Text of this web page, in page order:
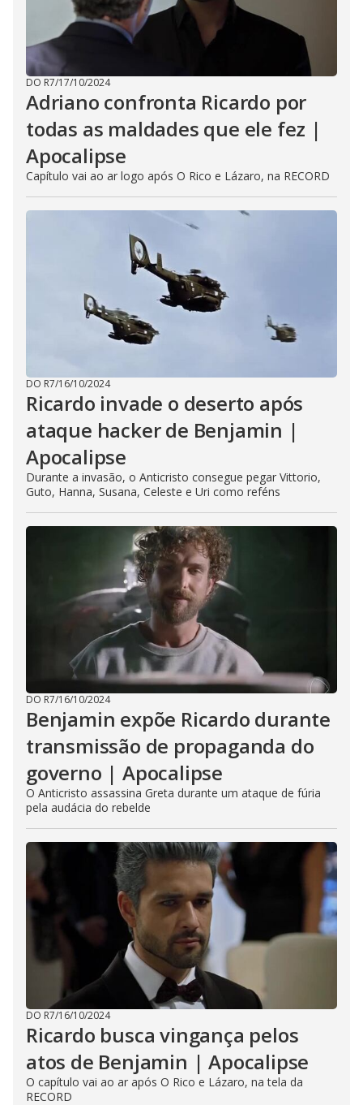
DO R7/17/10/2024
Adriano confronta Ricardo por
todas as maldades que ele fez |
Apocalipse
Capítulo vai ao ar logo após O Rico e Lázaro, na RECORD
DO R7/16/10/2024
Ricardo invade o deserto após
ataque hacker de Benjamin |
Apocalipse
Durante a invasão, o Anticristo consegue pegar Vittorio,
Guto, Hanna, Susana, Celeste e Uri como reféns
DO R7/16/10/2024
Benjamin expõe Ricardo durante
transmissão de propaganda do
governo | Apocalipse
O Anticristo assassina Greta durante um ataque de fúria
pela audácia do rebelde
DO R7/16/10/2024
Ricardo busca vingança pelos
atos de Benjamin | Apocalipse
O capítulo vai ao ar após O Rico e Lázaro, na tela da
RECORD